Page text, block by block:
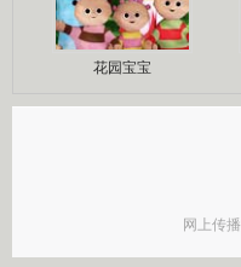
花园宝宝
网上传